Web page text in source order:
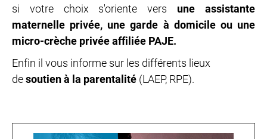
si votre choix s'oriente vers une assistante
maternelle privée, une garde à domicile ou une
micro-crèche privée affiliée PAJE.
Enfin il vous informe sur les différents lieux
desoutien à la parentalité (LAEP, RPE).